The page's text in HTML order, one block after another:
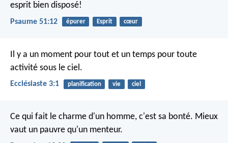
esprit bien disposé!
Psaume 51:12 épurer Esprit cœur
Il y a un moment pour tout et un temps pour toute
activité sous le ciel.
Ecclésiaste 3:1 planification vie ciel
Ce qui fait le charme d'un homme, c'est sa bonté. Mieux
vaut un pauvre qu'un menteur.